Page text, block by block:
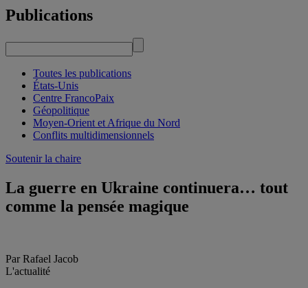
Publications
Toutes les publications
États-Unis
Centre FrancoPaix
Géopolitique
Moyen-Orient et Afrique du Nord
Conflits multidimensionnels
Soutenir la chaire
La guerre en Ukraine continuera… tout
comme la pensée magique
Par Rafael Jacob
L'actualité